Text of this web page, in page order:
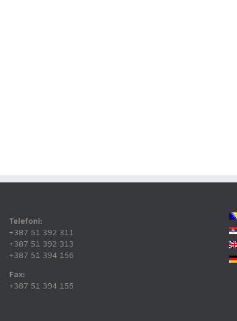
Telefoni:
+387 51 392 311
+387 51 392 313
+387 51 394 156
Fax:
+387 51 394 155